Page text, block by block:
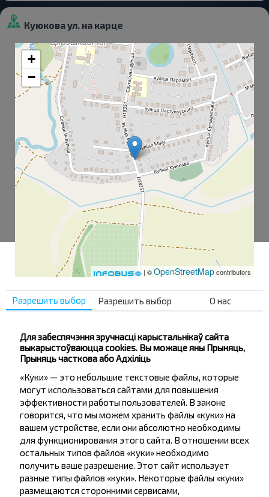
Куюкова ул. на карце
+
−
| ©OpenStreetMapcontributors
Куюкова ул.
Птицеф-ка/Тер П
Жадаеце
падарожнічаць
танней?
Разрешить выбор Разрешить выбор О нас
Для забеспячэння зручнасці карыстальнікаў сайта
выкарыстоўваюцца cookies. Вы можаце яны Прыняць,
Прыняць часткова або Адхіліць
«Куки» — это небольшие текстовые файлы, которые
могут использоваться сайтами для повышения
эффективности работы пользователей. В законе
говорится, что мы можем хранить файлы «куки» на
вашем устройстве, если они абсолютно необходимы
для функционирования этого сайта. В отношении всех
остальных типов файлов «куки» необходимо
получить ваше разрешение. Этот сайт использует
разные типы файлов «куки». Некоторые файлы «куки»
размещаются сторонними сервисами,